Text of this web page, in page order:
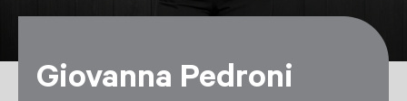
Giovanna Pedroni